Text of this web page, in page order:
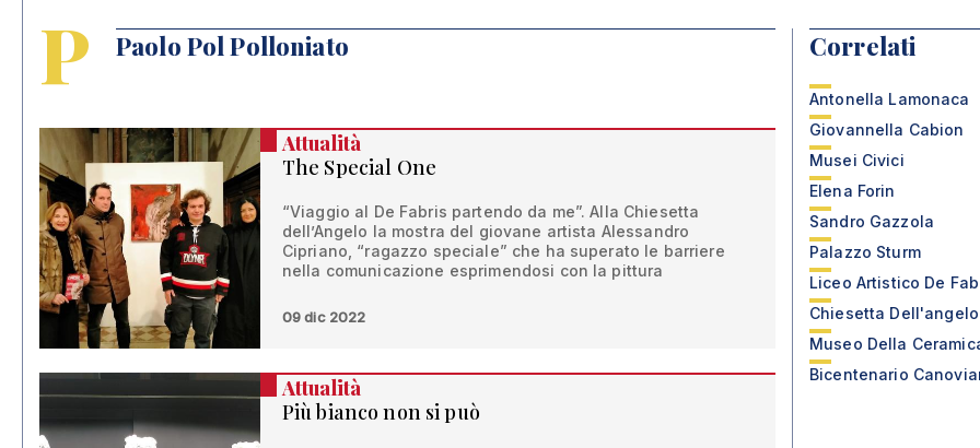
P Paolo Pol Polloniato
Attualità
The Special One
“Viaggio al De Fabris partendo da me”. Alla Chiesetta
dell’Angelo la mostra del giovane artista Alessandro
Cipriano, “ragazzo speciale” che ha superato le barriere
nella comunicazione esprimendosi con la pittura
09 dic 2022
Attualità
Più bianco non si può
Correlati
Antonella Lamonaca
Giovannella Cabion
Musei Civici
Elena Forin
Sandro Gazzola
Palazzo Sturm
Liceo Artistico De
Chiesetta Dell'angelo
Museo Della
Bicentenario